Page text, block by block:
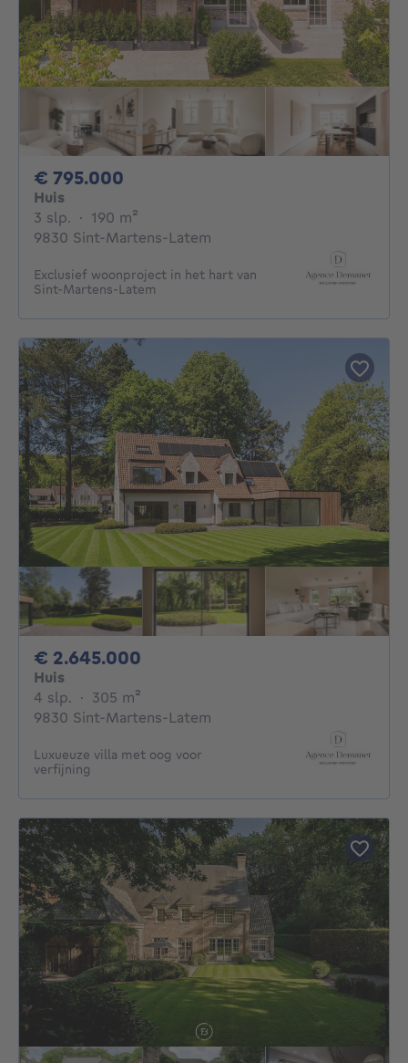
€ 795.000
Huis
3 slp. 3 slaapkamers
· 190 m²
9830 Sint-Martens-Latem
Exclusief woonproject in het hart van
Sint-Martens-Latem
€ 2.645.000
Huis
4 slp. 4 slaapkamers
· 305 m²
9830 Sint-Martens-Latem
Luxueuze villa met oog voor
verfijning